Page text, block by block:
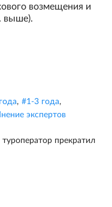
возмещения и
выше).
, #1-3 года,
экспертов
прекратил